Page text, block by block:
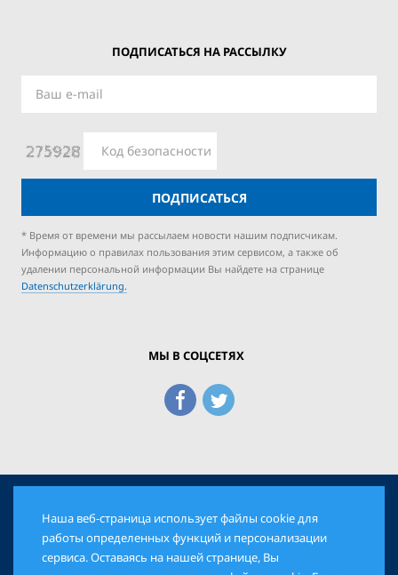
ПОДПИСАТЬСЯ НА РАССЫЛКУ
ПОДПИСАТЬСЯ
* Время от времени мы рассылаем новости нашим подписчикам.
Информацию о правилах пользования этим сервисом, а также об
удалении персональной информации Вы найдете на странице
Datenschutzerklärung.
МЫ В СОЦСЕТЯХ
© 2026 Еврейская Панорама. Все права защищены
Наша веб-страница использует файлы cookie для
работы определенных функций и персонализации
сервиса. Оставаясь на нашей странице, Вы